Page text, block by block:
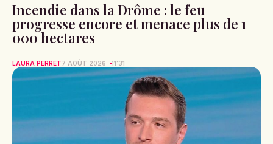
Incendie dans la Drôme : le feu
progresse encore et menace plus de 1
000 hectares
LAURA PERRET7 AOÛT 2026 11:31